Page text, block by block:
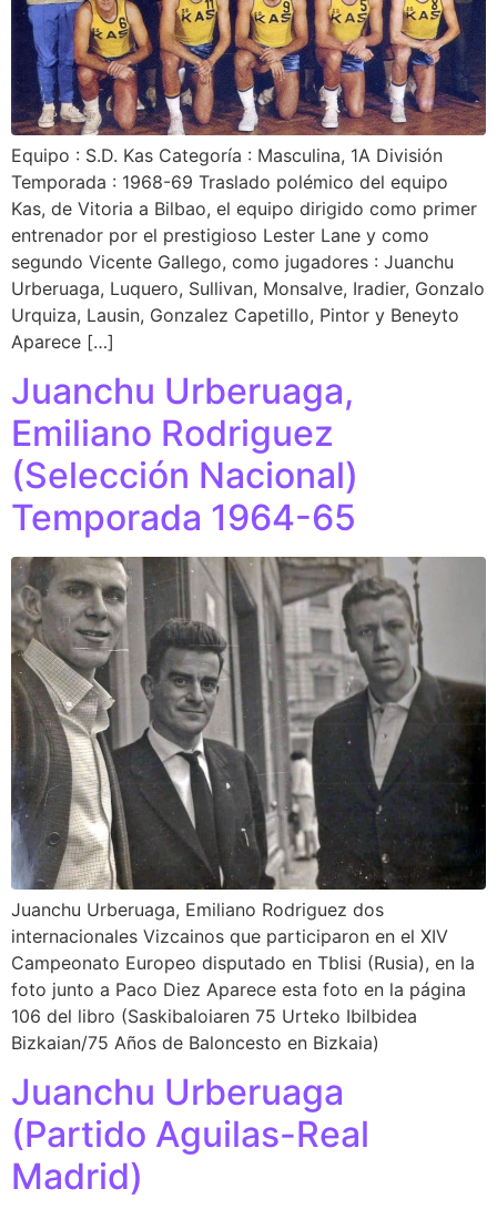
Equipo : S.D. Kas Categoría : Masculina, 1A División
Temporada : 1968-69 Traslado polémico del equipo
Kas, de Vitoria a Bilbao, el equipo dirigido como primer
entrenador por el prestigioso Lester Lane y como
segundo Vicente Gallego, como jugadores : Juanchu
Urberuaga, Luquero, Sullivan, Monsalve, Iradier, Gonzalo
Urquiza, Lausin, Gonzalez Capetillo, Pintor y Beneyto
Aparece […]
Juanchu Urberuaga,
Emiliano Rodriguez
(Selección Nacional)
Temporada 1964-65
Juanchu Urberuaga, Emiliano Rodriguez dos
internacionales Vizcainos que participaron en el XIV
Campeonato Europeo disputado en Tblisi (Rusia), en la
foto junto a Paco Diez Aparece esta foto en la página
106 del libro (Saskibaloiaren 75 Urteko Ibilbidea
Bizkaian/75 Años de Baloncesto en Bizkaia)
Juanchu Urberuaga
(Partido Aguilas-Real
Madrid)